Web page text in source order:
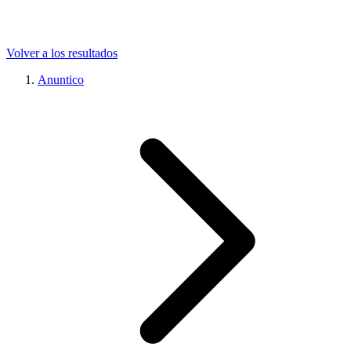
Volver a los resultados
Anuntico